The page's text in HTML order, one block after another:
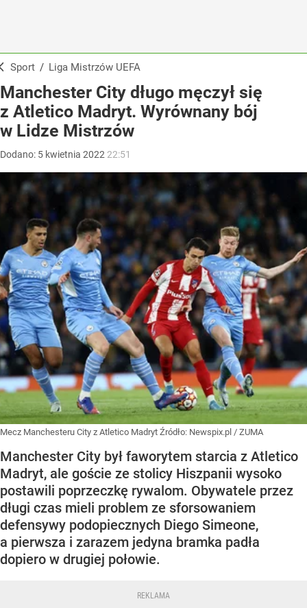
Sport / Liga Mistrzów UEFA
Manchester City długo męczył się
z Atletico Madryt. Wyrównany bój
w Lidze Mistrzów
Dodano: 5 kwietnia 2022 22:51
Mecz Manchesteru City z Atletico Madryt Źródło: Newspix.pl / ZUMA
Manchester City był faworytem starcia z Atletico
Madryt, ale goście ze stolicy Hiszpanii wysoko
postawili poprzeczkę rywalom. Obywatele przez
długi czas mieli problem ze sforsowaniem
defensywy podopiecznych Diego Simeone,
a pierwsza i zarazem jedyna bramka padła
dopiero w drugiej połowie.